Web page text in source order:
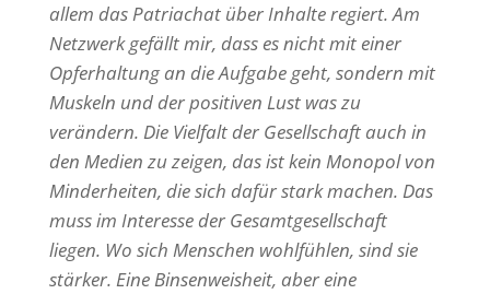
allem das Patriachat über Inhalte regiert. Am
Netzwerk gefällt mir, dass es nicht mit einer
Opferhaltung an die Aufgabe geht, sondern mit
Muskeln und der positiven Lust was zu
verändern. Die Vielfalt der Gesellschaft auch in
den Medien zu zeigen, das ist kein Monopol von
Minderheiten, die sich dafür stark machen. Das
muss im Interesse der Gesamtgesellschaft
liegen. Wo sich Menschen wohlfühlen, sind sie
stärker. Eine Binsenweisheit, aber eine